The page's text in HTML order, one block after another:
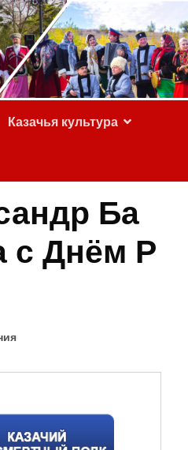
Казачья культура
Ба
с Днём Р